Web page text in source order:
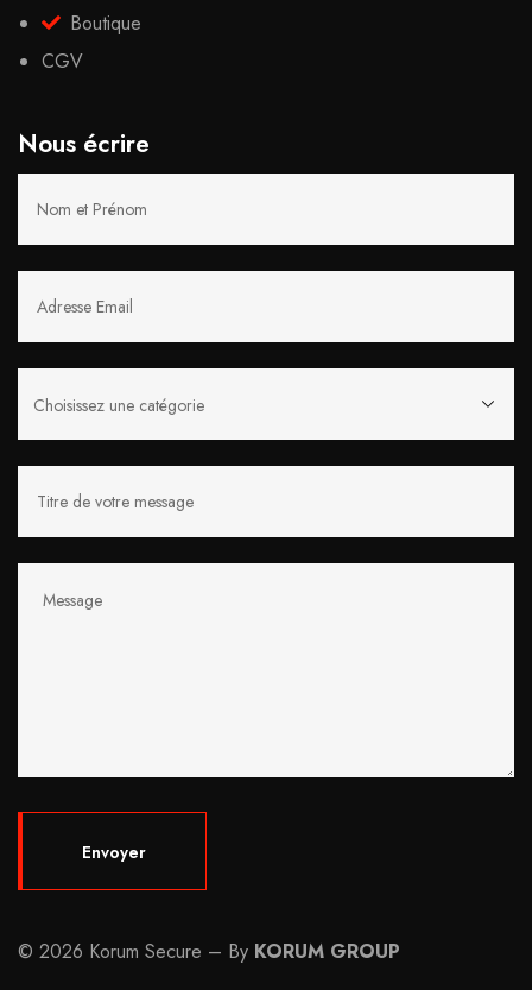
Boutique
CGV
Nous écrire
© 2026 Korum Secure – By KORUM GROUP